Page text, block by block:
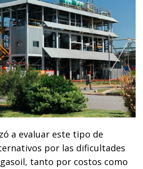
a evaluar este tipo de
por las dificultades
tanto por costos como